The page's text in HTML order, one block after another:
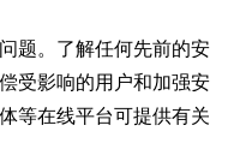
题。了解任何先前的安
受影响的用户和加强安
等在线平台可提供有关